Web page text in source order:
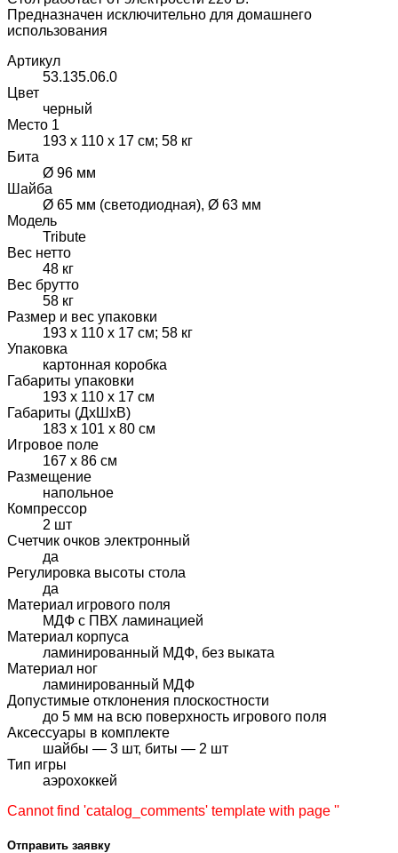
Предназначен исключительно для домашнего
использования
Артикул
53.135.06.0
Цвет
черный
Место 1
193 х 110 х 17 см; 58 кг
Бита
Ø 96 мм
Шайба
Ø 65 мм (светодиодная), Ø 63 мм
Модель
Tribute
Вес нетто
48 кг
Вес брутто
58 кг
Размер и вес упаковки
193 х 110 х 17 см; 58 кг
Упаковка
картонная коробка
Габариты упаковки
193 х 110 х 17 см
Габариты (ДхШхВ)
183 х 101 х 80 см
Игровое поле
167 х 86 см
Размещение
напольное
Компрессор
2 шт
Счетчик очков электронный
да
Регулировка высоты стола
да
Материал игрового поля
МДФ с ПВХ ламинацией
Материал корпуса
ламинированный МДФ, без выката
Материал ног
ламинированный МДФ
Допустимые отклонения плоскостности
до 5 мм на всю поверхность игрового поля
Аксессуары в комплекте
шайбы — 3 шт, биты — 2 шт
Тип игры
аэрохоккей
Cannot find 'catalog_comments' template with page ''
Отправить заявку